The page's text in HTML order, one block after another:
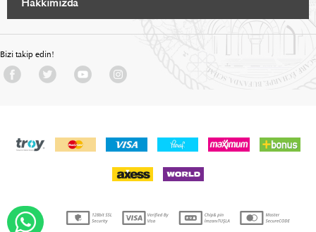
Hakkımızda
Bizi takip edin!
WHATSAPP DESTEK